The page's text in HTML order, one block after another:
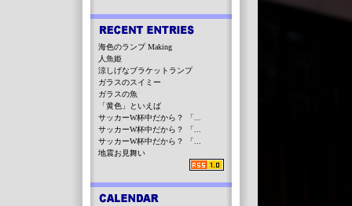
海色のランプ Making
人魚姫
涼しげなブラケットランプ
ガラスのスイミー
ガラスの魚
「黄色」といえば
サッカーW杯中だから？ 「...
サッカーW杯中だから？ 「...
サッカーW杯中だから？ 「...
地震お見舞い